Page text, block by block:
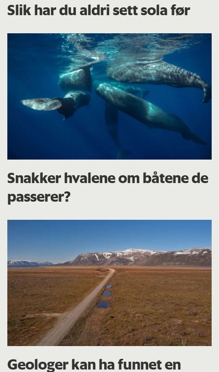
Slik har du aldri sett sola før
Snakker hvalene om båtene de
passerer?
Geologer kan ha funnet en